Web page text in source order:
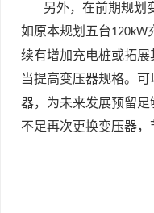
另外，在前期规划
如原本规划五台120kW
续有增加充电桩或拓
当提高变压器规格。可
器，为未来发展预留
不足再次更换变压器，